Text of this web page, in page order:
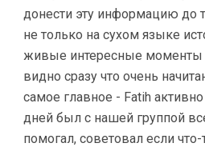
донести эту информацию до
не только на сухом языке
живые интересные моменты
видно сразу что очень
самое главное - Fatih
дней был с нашей группой
помогал, советовал если